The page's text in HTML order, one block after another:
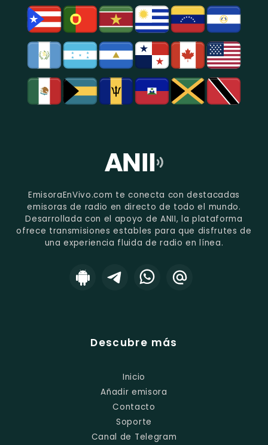
EmisoraEnVivo.com te conecta con destacadas
emisoras de radio en directo de todo el mundo.
Desarrollada con el apoyo de ANII, la plataforma
ofrece transmisiones estables para que disfrutes de
una experiencia fluida de radio en línea.
Descubre más
Inicio
Añadir emisora
Contacto
Soporte
Canal de Telegram